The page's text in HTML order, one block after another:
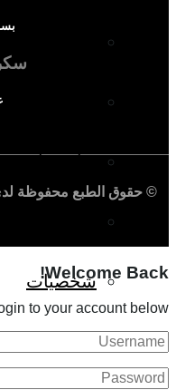
المجتمع
ثقافة وأدب
حوارات
شخصيات
© حقوق الطبع محفوظة
Welcome Back!
to your account below